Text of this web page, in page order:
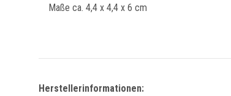
Maße ca. 4,4 x 4,4 x 6 cm
Herstellerinformationen: